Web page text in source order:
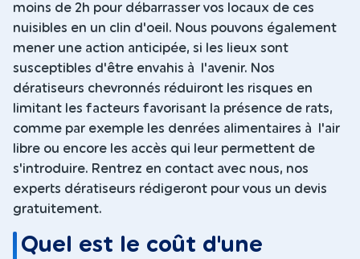
moins de 2h pour débarrasser vos locaux de ces
nuisibles en un clin d'oeil. Nous pouvons également
mener une action anticipée, si les lieux sont
susceptibles d'être envahis à l'avenir. Nos
dératiseurs chevronnés réduiront les risques en
limitant les facteurs favorisant la présence de rats,
comme par exemple les denrées alimentaires à l'air
libre ou encore les accès qui leur permettent de
s'introduire. Rentrez en contact avec nous, nos
experts dératiseurs rédigeront pour vous un devis
gratuitement.
Quel est le coût d'une